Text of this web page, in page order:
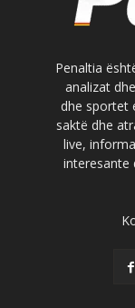
Penaltia
analizat
dhe sportet
saktë dhe
live,
interesante